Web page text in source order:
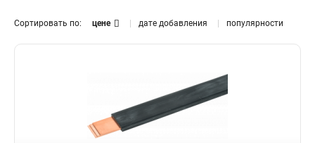
12x100x1мм 0
1
1
Сортировать по: цене дате добавления популярности